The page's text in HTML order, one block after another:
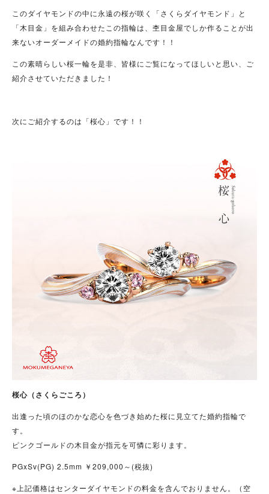
このダイヤモンドの中に永遠の桜が咲く「さくらダイヤモンド」と
「木目金」を組み合わせたこの指輪は、杢目金屋でしか作ることが出
来ないオーダーメイドの婚約指輪なんです！！
この素晴らしい桜一輪を是非、皆様にご覧になってほしいと思い、ご
紹介させていただきました！
次にご紹介するのは「桜心」です！！
桜心（さくらごころ）
出逢った頃のほのかな恋心を色づき始めた桜に見立てた婚約指輪で
す。
ピンクゴールドの木目金が指元を可憐に彩ります。
PGxSv(PG) 2.5mm ￥209,000～(税抜)
※上記価格はセンターダイヤモンドの料金を含んでおりません。（空